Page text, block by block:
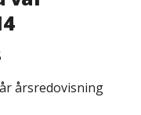
årsredovisning